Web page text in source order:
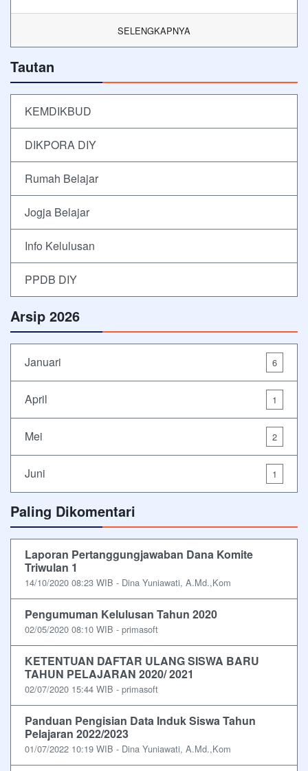
SELENGKAPNYA
Tautan
KEMDIKBUD
DIKPORA DIY
Rumah Belajar
Jogja Belajar
Info Kelulusan
PPDB DIY
Arsip 2026
Januari 6
April 1
Mei 2
Juni 1
Paling Dikomentari
Laporan Pertanggungjawaban Dana Komite
Triwulan 1
14/10/2020 08:23 WIB - Dina Yuniawati, A.Md.,Kom
Pengumuman Kelulusan Tahun 2020
02/05/2020 08:10 WIB - primasoft
KETENTUAN DAFTAR ULANG SISWA BARU
TAHUN PELAJARAN 2020/ 2021
02/07/2020 15:44 WIB - primasoft
Panduan Pengisian Data Induk Siswa Tahun
Pelajaran 2022/2023
01/07/2022 10:19 WIB - Dina Yuniawati, A.Md.,Kom